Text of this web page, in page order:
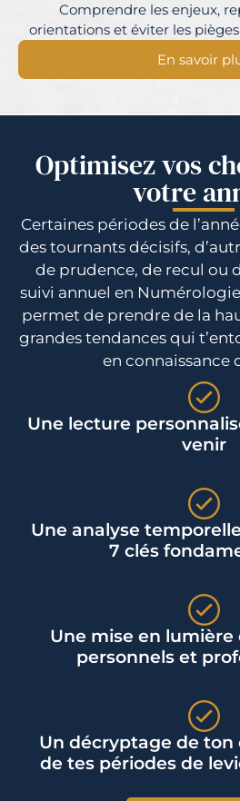
Comprendre les enjeux,
orientations et éviter les
En savoir
Optimisez vos
votre
Certaines périodes de
des tournants décisifs,
de prudence, de recul ou
suivi annuel en
permet de prendre de la
grandes tendances qui
en connaissance
Une lecture
venir
Une analyse
7 clés
Une mise en
personnels et
Un décryptage de ton
de tes périodes de